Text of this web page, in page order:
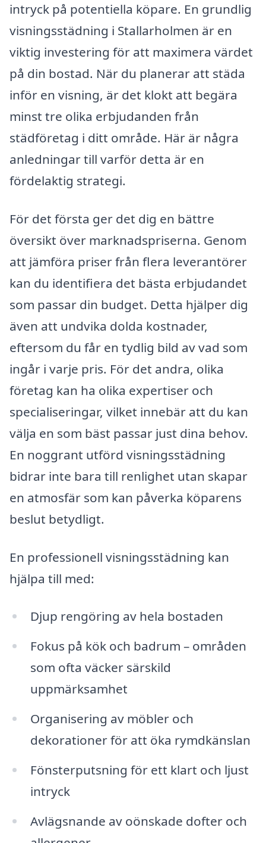
intryck på potentiella köpare. En grundlig
visningsstädning i Stallarholmen är en
viktig investering för att maximera värdet
på din bostad. När du planerar att städa
inför en visning, är det klokt att begära
minst tre olika erbjudanden från
städföretag i ditt område. Här är några
anledningar till varför detta är en
fördelaktig strategi.
För det första ger det dig en bättre
översikt över marknadspriserna. Genom
att jämföra priser från flera leverantörer
kan du identifiera det bästa erbjudandet
som passar din budget. Detta hjälper dig
även att undvika dolda kostnader,
eftersom du får en tydlig bild av vad som
ingår i varje pris. För det andra, olika
företag kan ha olika expertiser och
specialiseringar, vilket innebär att du kan
välja en som bäst passar just dina behov.
En noggrant utförd visningsstädning
bidrar inte bara till renlighet utan skapar
en atmosfär som kan påverka köparens
beslut betydligt.
En professionell visningsstädning kan
hjälpa till med:
Djup rengöring av hela bostaden
Fokus på kök och badrum – områden
som ofta väcker särskild
uppmärksamhet
Organisering av möbler och
dekorationer för att öka rymdkänslan
Fönsterputsning för ett klart och ljust
intryck
Avlägsnande av oönskade dofter och